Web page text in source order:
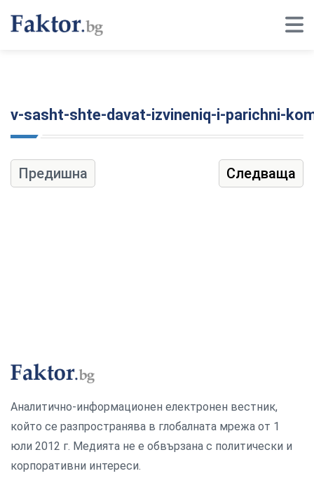
v-sasht-shte-davat-izvineniq-i-parichni-
Предишна Следваща
Аналитично-информационен електронен вестник,
който се разпространява в глобалната мрежа от 1
юли 2012 г. Медията не е обвързана с политически и
корпоративни интереси.